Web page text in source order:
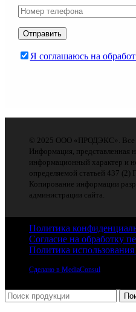
Я соглашаюсь на
© 2025 ООО «ПРОДЭКС». Все
Информация, представленная
информационный характер и
определяемой статьей 437 (2)
Копирование информации
администрации сайта.
Политика
Согласие на обработку
Политика
Сделано в MediaConsul